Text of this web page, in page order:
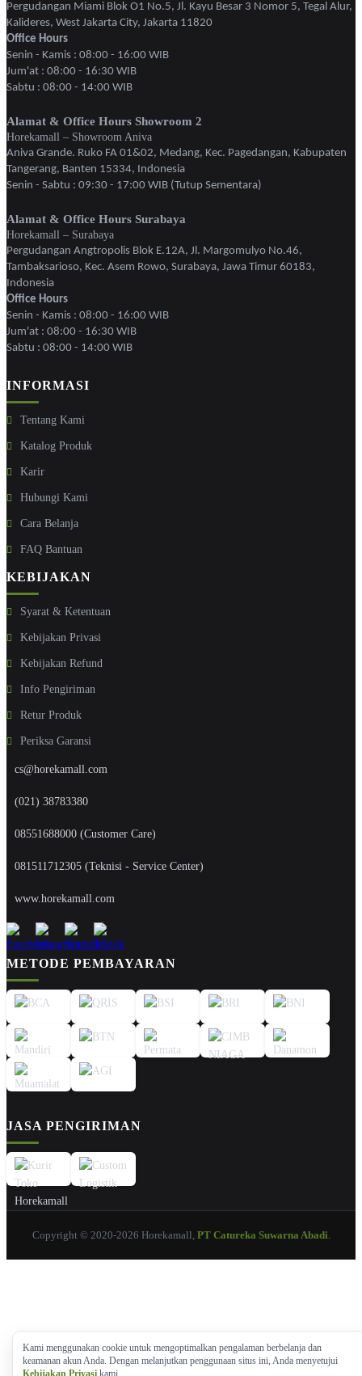
Pergudangan Miami Blok O1 No.5, Jl. Kayu Besar 3 Nomor 5, Tegal Alur,
Kalideres, West Jakarta City, Jakarta 11820
Office Hours
Senin - Kamis : 08:00 - 16:00 WIB
Jum'at : 08:00 - 16:30 WIB
Sabtu : 08:00 - 14:00 WIB
Alamat & Office Hours Showroom 2
Horekamall – Showroom Aniva
Aniva Grande. Ruko FA 01&02, Medang, Kec. Pagedangan, Kabupaten
Tangerang, Banten 15334, Indonesia
Senin - Sabtu : 09:30 - 17:00 WIB (Tutup Sementara)
Alamat & Office Hours Surabaya
Horekamall – Surabaya
Pergudangan Angtropolis Blok E.12A, Jl. Margomulyo No.46,
Tambaksarioso, Kec. Asem Rowo, Surabaya, Jawa Timur 60183,
Indonesia
Office Hours
Senin - Kamis : 08:00 - 16:00 WIB
Jum'at : 08:00 - 16:30 WIB
Sabtu : 08:00 - 14:00 WIB
INFORMASI
Tentang Kami
Katalog Produk
Karir
Hubungi Kami
Cara Belanja
FAQ Bantuan
KEBIJAKAN
Syarat & Ketentuan
Kebijakan Privasi
Kebijakan Refund
Info Pengiriman
Retur Produk
Periksa Garansi
cs@horekamall.com
(021) 38783380
08551688000 (Customer Care)
081511712305 (Teknisi - Service Center)
www.horekamall.com
METODE PEMBAYARAN
JASA PENGIRIMAN
Copyright © 2020-2026 Horekamall, PT Catureka Suwarna Abadi.
Kami menggunakan cookie untuk mengoptimalkan pengalaman berbelanja dan
keamanan akun Anda. Dengan melanjutkan penggunaan situs ini, Anda menyetujui
Kebijakan Privasi kami.